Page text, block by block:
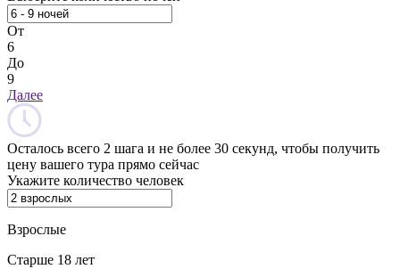
От
6
До
9
Далее
Осталось всего 2 шага и не более 30 секунд, чтобы получить
цену вашего тура прямо сейчас
Укажите количество человек
Взрослые
Старше 18 лет